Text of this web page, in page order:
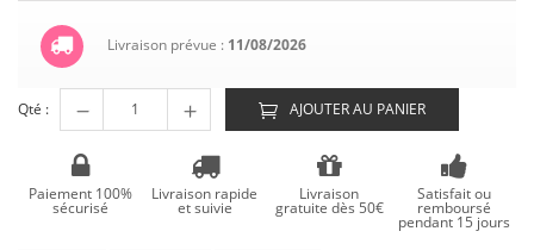
Livraison prévue : 11/08/2026
Qté : AJOUTER AU PANIER
Paiement 100%
sécurisé
Livraison rapide
et suivie
Livraison
gratuite dès 50€
Satisfait ou
remboursé
pendant 15 jours